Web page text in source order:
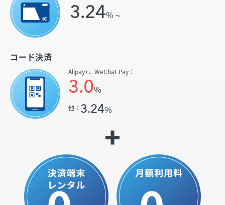
3.24%～
コード決済
Alipay+、 WeChat Pay：
3.0%
他： 3.24%